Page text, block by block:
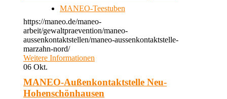
MANEO-Teestuben
https://maneo.de/maneo-
arbeit/gewaltpraevention/maneo-
aussenkontaktstellen/maneo-aussenkontaktstelle-
marzahn-nord/
Weitere Informationen
06 Okt.
MANEO-Außenkontaktstelle Neu-
Hohenschönhausen